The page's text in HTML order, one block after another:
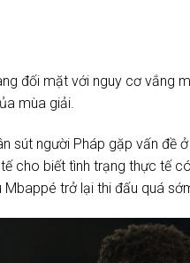
đối mặt với nguy cơ vắng
mùa giải.
sút người Pháp gặp vấn
cho biết tình trạng thực tế
trở lại thi đấu quá